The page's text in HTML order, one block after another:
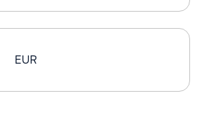
EUR